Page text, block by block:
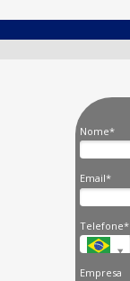
Nome*
Email*
Telefone*
Empresa